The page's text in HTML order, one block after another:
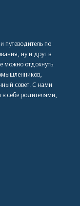
путеводитель по
ну и друг в
можно отдохнуть
совет. С нами
себе родителями,